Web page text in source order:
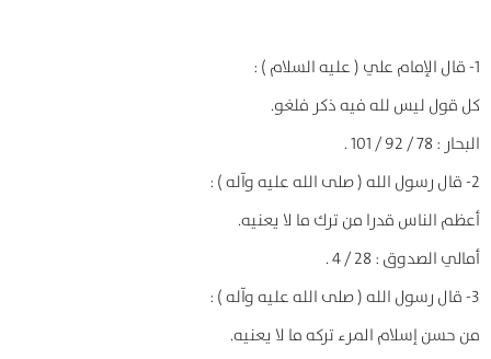
1- قال الإمام علي ( عليه السلام ) :
كل قول ليس لله فيه ذكر فلغو.
البحار : 78 / 92 / 101 .
2- قال رسول الله ( صلى الله عليه وآله ) :
أعظم الناس قدرا من ترك ما لا يعنيه.
أمالي الصدوق : 28 / 4 .
3- قال رسول الله ( صلى الله عليه وآله ) :
من حسن إسلام المرء تركه ما لا يعنيه.